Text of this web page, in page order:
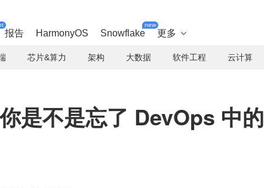
报告 HarmonyOS Snowflake
new
更多 
芯片&算力 架构 大数据 软件工程 云计算
是不是忘了 DevOps 中的